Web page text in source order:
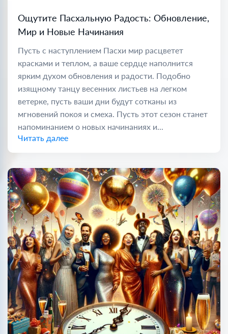
Ощутите Пасхальную Радость: Обновление,
Мир и Новые Начинания
Пусть с наступлением Пасхи мир расцветет
красками и теплом, а ваше сердце наполнится
ярким духом обновления и радости. Подобно
изящному танцу весенних листьев на легком
ветерке, пусть ваши дни будут сотканы из
мгновений покоя и смеха. Пусть этот сезон станет
напоминанием о новых начинаниях и...
Читать далее